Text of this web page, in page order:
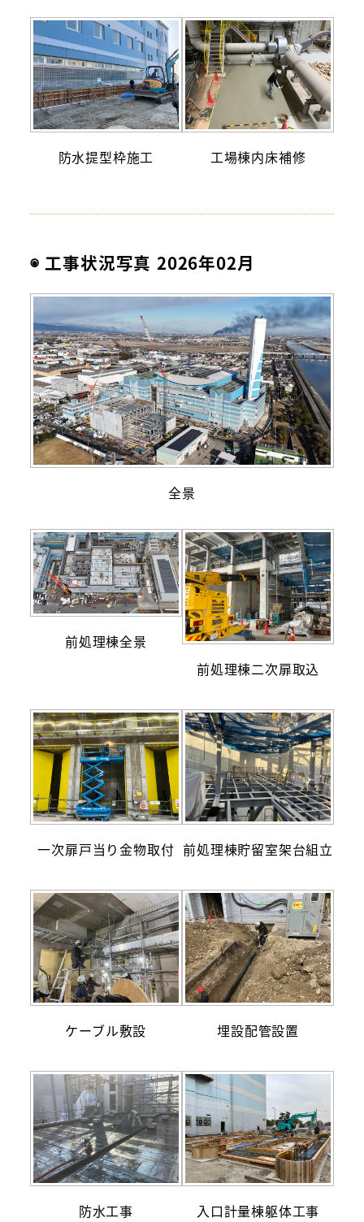
防水提型枠施工 工場棟内床補修
◉ 工事状況写真 2026年02月
全景
前処理棟全景
前処理棟二次扉取込
一次扉戸当り金物取付 前処理棟貯留室架台組立
ケーブル敷設 埋設配管設置
防水工事 入口計量棟躯体工事